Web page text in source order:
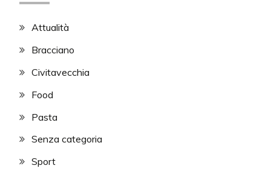
Attualità
Bracciano
Civitavecchia
Food
Pasta
Senza categoria
Sport